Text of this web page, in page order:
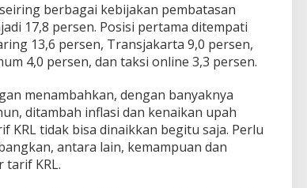
berbagai kebijakan pembatasan
17,8 persen. Posisi pertama ditempati
13,6 persen, Transjakarta 9,0 persen,
4,0 persen, dan taksi online 3,3 persen.
menambahkan, dengan banyaknya
ditambah inflasi dan kenaikan upah
KRL tidak bisa dinaikkan begitu saja. Perlu
antara lain, kemampuan dan
tarif KRL.